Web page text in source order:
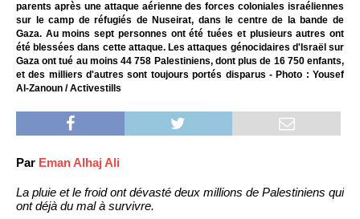
parents après une attaque aérienne des forces coloniales israéliennes
sur le camp de réfugiés de Nuseirat, dans le centre de la bande de
Gaza. Au moins sept personnes ont été tuées et plusieurs autres ont
été blessées dans cette attaque. Les attaques génocidaires d'Israël sur
Gaza ont tué au moins 44 758 Palestiniens, dont plus de 16 750 enfants,
et des milliers d'autres sont toujours portés disparus - Photo : Yousef
Al-Zanoun / Activestills
Par Eman Alhaj Ali
La pluie et le froid ont dévasté deux millions de Palestiniens qui
ont déjà du mal à survivre.